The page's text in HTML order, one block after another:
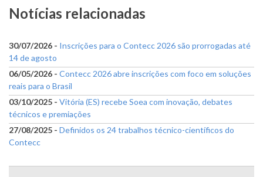
Notícias relacionadas
30/07/2026 - Inscrições para o Contecc 2026 são prorrogadas até
14 de agosto
06/05/2026 - Contecc 2026 abre inscrições com foco em soluções
reais para o Brasil
03/10/2025 - Vitória (ES) recebe Soea com inovação, debates
técnicos e premiações
27/08/2025 - Definidos os 24 trabalhos técnico-científicos do
Contecc